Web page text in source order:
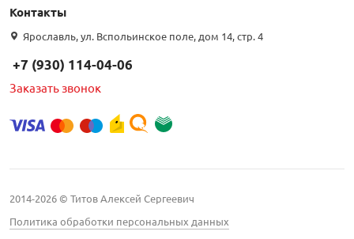
Контакты
Ярославль, ул. Вспольинское поле, дом 14, стр. 4
+7 (930) 114-04-06
Заказать звонок
2014-2026 © Титов Алексей Сергеевич
Политика обработки персональных данных